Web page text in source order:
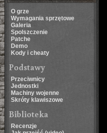
O grze
Wymagania sprzętowe
Galeria
Spolszczenie
Patche
Demo
Kody i cheaty
Podstawy
Przeciwnicy
Jednostki
Machiny wojenne
Skróty klawiszowe
Biblioteka
Recenzje